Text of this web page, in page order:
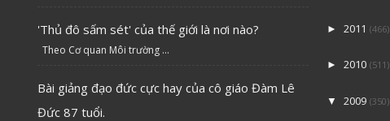
'Thủ đô sấm sét' của thế giới là nơi nào?
Theo Cơ quan Môi trường ...
Bài giảng đạo đức cực hay của cô giáo Đàm Lê
Đức 87 tuổi.
► 2011 (466)
► 2010 (511)
▼ 2009 (350)